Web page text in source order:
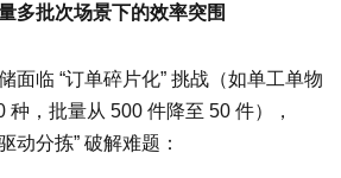
多批次场景下的效率突围
面临 “订单碎片化” 挑战（如单工单物
种，批量从 500 件降至 50 件），
动分拣” 破解难题：